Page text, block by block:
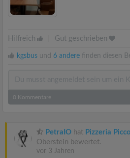
Hilfreich Gut geschrieben
kgsbus und 6 andere finden diesen
0 Kommentare
PetraIO hat Pizzeria
Oberstein bewertet.
vor 3 Jahren